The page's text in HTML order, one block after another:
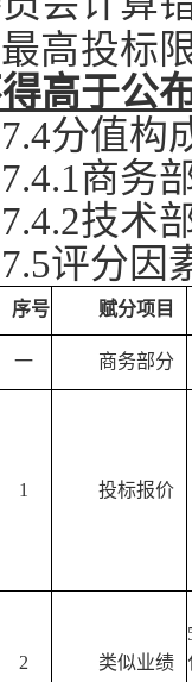
最高投标
高于公
7.4分值构
7.4.1商务
7.4.2技术
7.5评分因
序号 赋分项目
一 商务部分
1 投标报价
2 类似业绩